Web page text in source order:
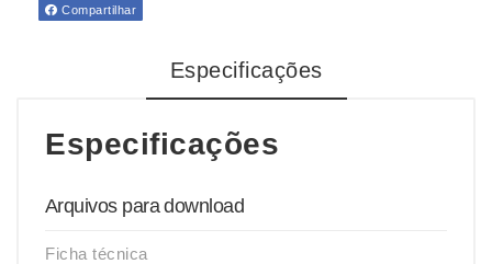
Compartilhar
Especificações
Especificações
Arquivos para download
Ficha técnica